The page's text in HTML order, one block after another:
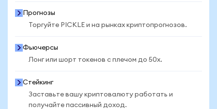
Прогнозы
Торгуйте PICKLE и на рынках криптопрогнозов.
Фьючерсы
Лонг или шорт токенов с плечом до 50x.
Стейкинг
Заставьте вашу криптовалюту работать и
получайте пассивный доход.